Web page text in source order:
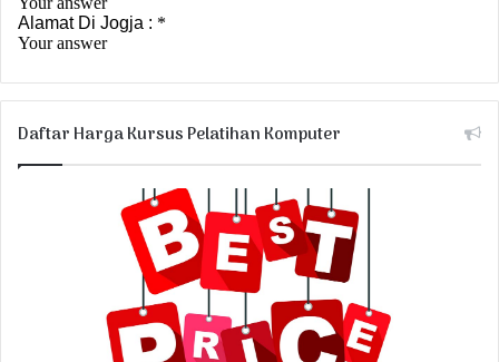
Daftar Harga Kursus Pelatihan Komputer